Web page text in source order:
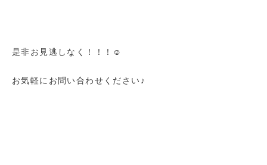
是非お見逃しなく！！！☺
お気軽にお問い合わせください♪